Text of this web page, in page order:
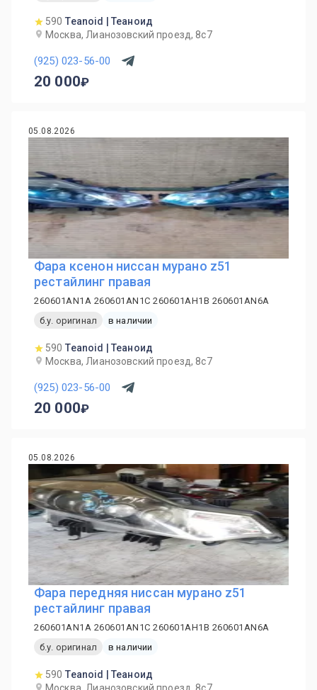
590 Teanoid | Теаноид
Москва, Лианозовский проезд, 8с7
(925) 023-56-00
20 000
05.08.2026
Фара ксенон ниссан мурано z51
рестайлинг правая
260601AN1A 260601AN1C 260601AH1B 260601AN6A
б.у. оригинал
в наличии
590 Teanoid | Теаноид
Москва, Лианозовский проезд, 8с7
(925) 023-56-00
20 000
05.08.2026
Фара передняя ниссан мурано z51
рестайлинг правая
260601AN1A 260601AN1C 260601AH1B 260601AN6A
б.у. оригинал
в наличии
590 Teanoid | Теаноид